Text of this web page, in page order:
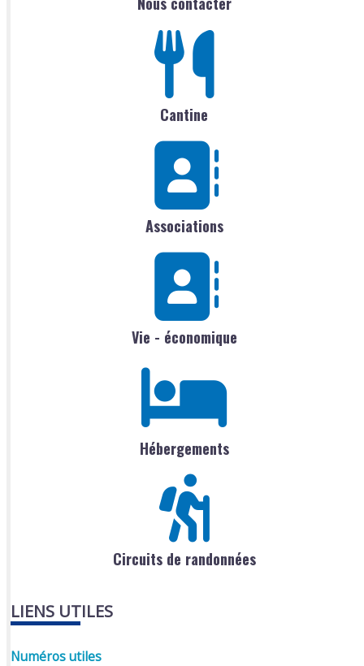
Cantine
Associations
Vie - économique
Hébergements
Circuits de randonnées
LIENS UTILES
Numéros utiles